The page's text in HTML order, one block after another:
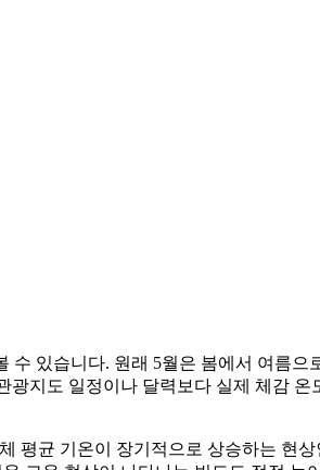
있습니다. 원래 5월은 봄에서 여름
지도 일정이나 달력보다 실제 체감
평균 기온이 장기적으로 상승하는 현